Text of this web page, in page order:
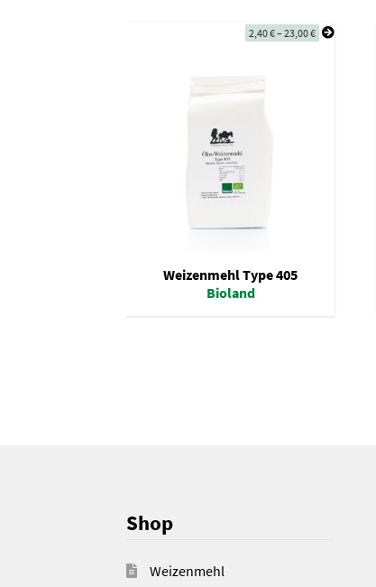
2,40€–23,00€
Weizenmehl Type 405
Bioland
Shop
Weizenmehl